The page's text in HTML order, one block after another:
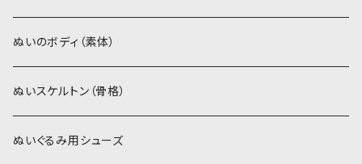
ぬいトリコット
スキンカラー生地
カーリーベルボア
スキンカラー系
白系
ぬいトリコット
スキンカラー系
白系
アイロン接着シート
ステッチカラー
ミニワッペン
ぬいのボディ（素体）
ぬいスケルトン（骨格）
ぬいぐるみ用シューズ